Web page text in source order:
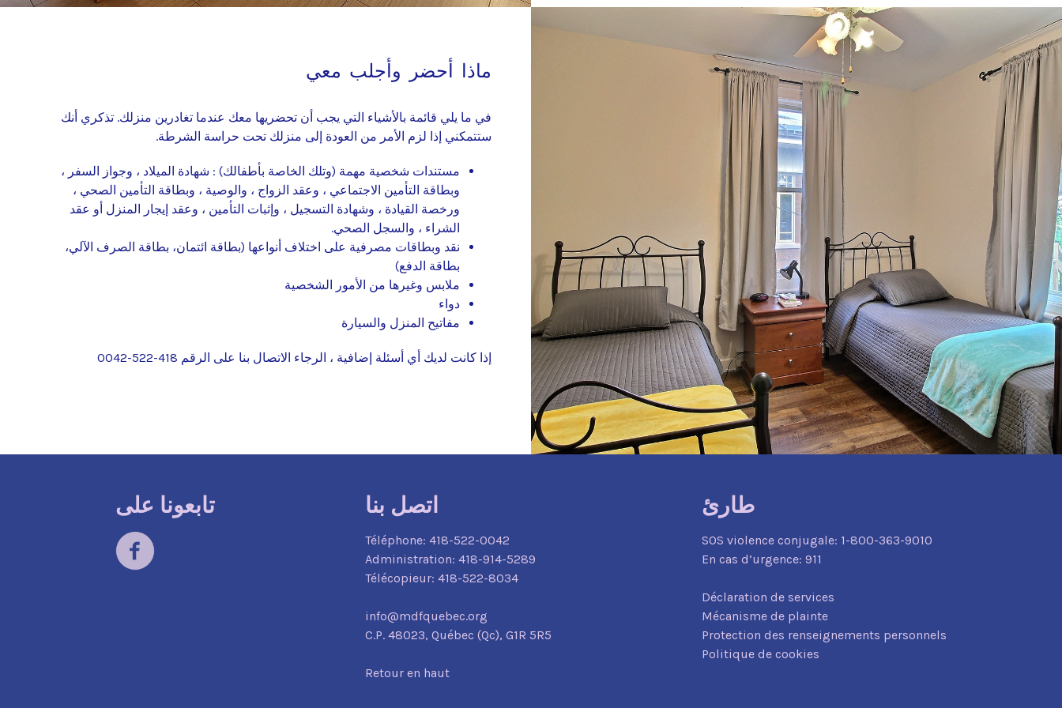
ماذا أحضر وأجلب معي
في ما يلي قائمة بالأشياء التي يجب أن تحضريها معك عندما تغادرين منزلك. تذكري أنك
ستتمكني إذا لزم الأمر من العودة إلى منزلك تحت حراسة الشرطة.
مستندات شخصية مهمة (وتلك الخاصة بأطفالك) : شهادة الميلاد ، وجواز السفر ،
وبطاقة التأمين الاجتماعي ، وعقد الزواج ، والوصية ، وبطاقة التأمين الصحي ،
ورخصة القيادة ، وشهادة التسجيل ، وإثبات التأمين ، وعقد إيجار المنزل أو عقد
الشراء ، والسجل الصحي.
نقد وبطاقات مصرفية على اختلاف أنواعها (بطاقة ائتمان، بطاقة الصرف الآلي،
بطاقة الدفع)
ملابس وغيرها من الأمور الشخصية
دواء
مفاتيح المنزل والسيارة
إذا كانت لديك أي أسئلة إضافية ، الرجاء الاتصال بنا على الرقم 418-522-0042
طارئ
SOS violence conjugale: 1-800-363-9010
En cas d’urgence: 911
Déclaration de services
Mécanisme de plainte
Protection des renseignements personnels
Politique de cookies
اتصل بنا
Téléphone: 418-522-0042
Administration: 418-914-5289
Télécopieur: 418-522-8034
info@mdfquebec.org
C.P. 48023, Québec (Qc), G1R 5R5
Retour en haut
تابعونا على